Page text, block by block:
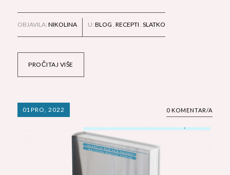
PROČITAJ VIŠE
OBJAVILA: NIKOLINA U: BLOG , RECEPTI , SLATKO
01PRO, 2022 0 KOMENTAR/A